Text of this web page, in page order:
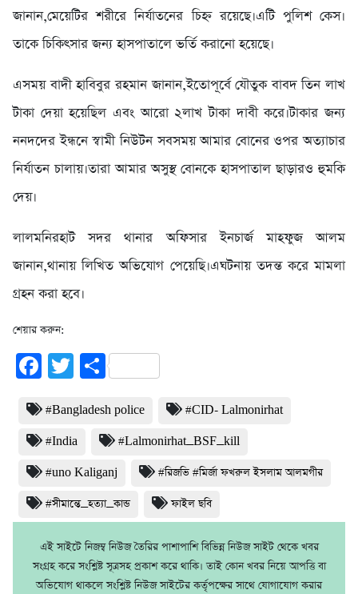
জানান,মেয়েটির শরীরে নির্যাতনের চিহ্ন রয়েছে।এটি পুলিশ কেস।
তাকে চিকিৎসার জন্য হাসপাতালে ভর্তি করানো হয়েছে।
এসময় বাদী হাবিবুর রহমান জানান,ইতোপূর্বে যৌতুক বাবদ তিন লাখ
টাকা দেয়া হয়েছিল এবং আরো ২লাখ টাকা দাবী করে।টাকার জন্য
ননদদের ইন্ধনে স্বামী নিউটন সবসময় আমার বোনের ওপর অত্যাচার
নির্যাতন চালায়।তারা আমার অসুস্থ বোনকে হাসপাতাল ছাড়ারও হুমকি
দেয়।
লালমনিরহাট সদর থানার অফিসার ইনচার্জ মাহফুজ আলম
জানান,থানায় লিখিত অভিযোগ পেয়েছি।এঘটনায় তদন্ত করে মামলা
গ্রহন করা হবে।
শেয়ার করুন:
Facebook
TwitterShare
#Bangladesh police #CID- Lalmonirhat
#India #Lalmonirhat_BSF_kill
#uno Kaliganj #রিজভি #মির্জা ফখরুল ইসলাম আলমগীর
#সীমান্তে_হত্যা_কান্ড ফাইল ছবি
এই সাইটে নিজম্ব নিউজ তৈরির পাশাপাশি বিভিন্ন নিউজ সাইট থেকে খবর
সংগ্রহ করে সংশ্লিষ্ট সূত্রসহ প্রকাশ করে থাকি। তাই কোন খবর নিয়ে আপত্তি বা
অভিযোগ থাকলে সংশ্লিষ্ট নিউজ সাইটের কর্তৃপক্ষের সাথে যোগাযোগ করার